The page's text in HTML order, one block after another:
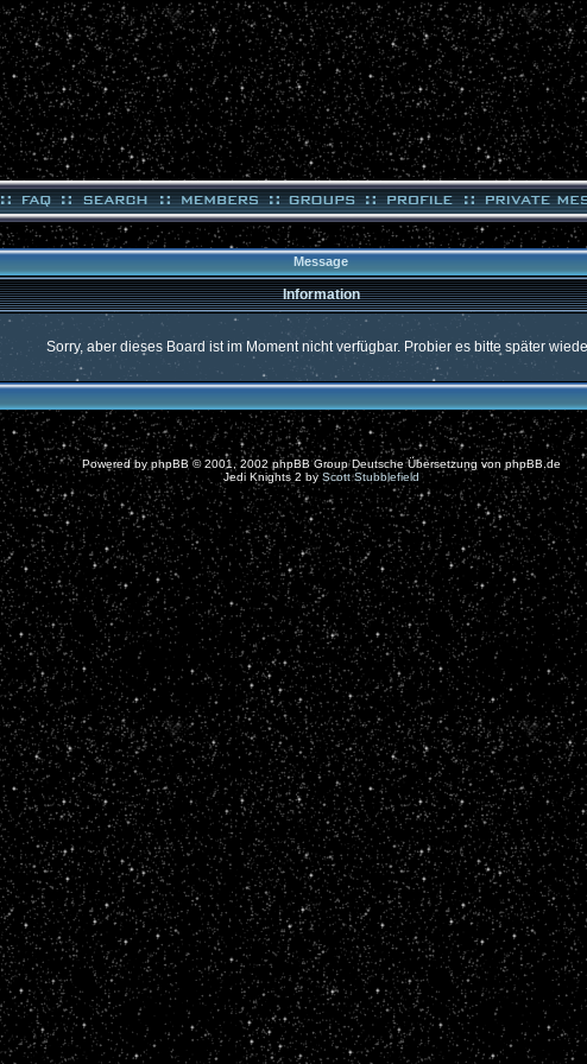
Message
Information
Sorry, aber dieses Board ist im Moment nicht verfügbar. Probier es bitte später
Powered by phpBB© 2001, 2002 phpBB Group Deutsche Übersetzung von phpBB.de
Jedi Knights 2 byScott Stubblefield